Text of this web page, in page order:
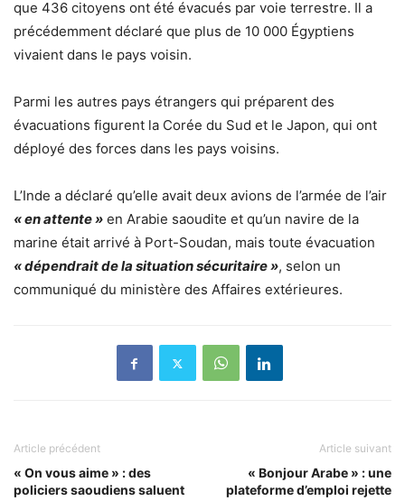
que 436 citoyens ont été évacués par voie terrestre. Il a
précédemment déclaré que plus de 10 000 Égyptiens
vivaient dans le pays voisin.
Parmi les autres pays étrangers qui préparent des
évacuations figurent la Corée du Sud et le Japon, qui ont
déployé des forces dans les pays voisins.
L’Inde a déclaré qu’elle avait deux avions de l’armée de l’air
« en attente » en Arabie saoudite et qu’un navire de la
marine était arrivé à Port-Soudan, mais toute évacuation
« dépendrait de la situation sécuritaire », selon un
communiqué du ministère des Affaires extérieures.
Article précédent
« On vous aime » : des
policiers saoudiens saluent
Article suivant
« Bonjour Arabe » : une
plateforme d’emploi rejette